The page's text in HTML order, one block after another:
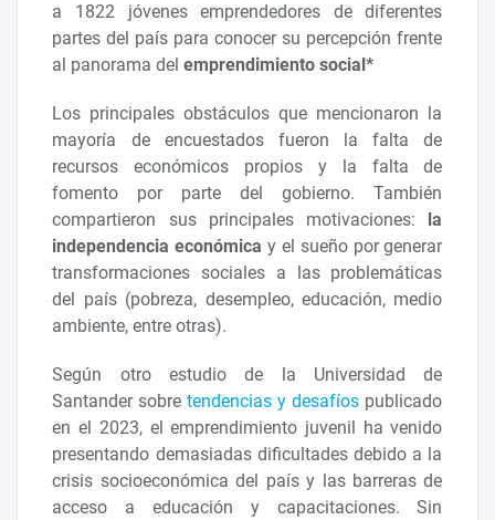
a 1822 jóvenes emprendedores de diferentes
partes del país para conocer su percepción frente
al panorama delemprendimiento social*
Los principales obstáculos que mencionaron la
mayoría de encuestados fueron la falta de
recursos económicos propios y la falta de
fomento por parte del gobierno. También
compartieron sus principales motivaciones: la
independencia económica y el sueño por generar
transformaciones sociales a las problemáticas
del país (pobreza, desempleo, educación, medio
ambiente, entre otras).
Según otro estudio de la Universidad de
Santander sobretendencias y desafíos publicado
en el 2023, el emprendimiento juvenil ha venido
presentando demasiadas dificultades debido a la
crisis socioeconómica del país y las barreras de
acceso a educación y capacitaciones. Sin